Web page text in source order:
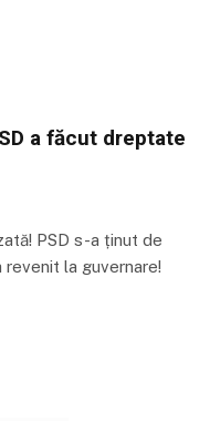
a făcut dreptate
PSD s-a ținut de
revenit la guvernare!